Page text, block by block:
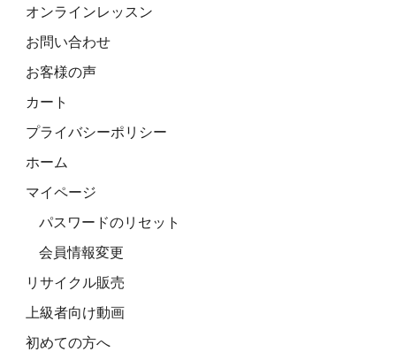
オンラインレッスン
お問い合わせ
お客様の声
カート
プライバシーポリシー
ホーム
マイページ
パスワードのリセット
会員情報変更
リサイクル販売
上級者向け動画
初めての方へ